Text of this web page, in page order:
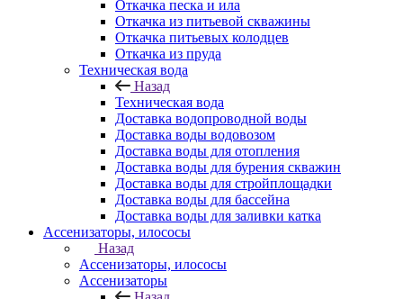
Откачка песка и ила
Откачка из питьевой скважины
Откачка питьевых колодцев
Откачка из пруда
Техническая вода
Назад
Техническая вода
Доставка водопроводной воды
Доставка воды водовозом
Доставка воды для отопления
Доставка воды для бурения скважин
Доставка воды для стройплощадки
Доставка воды для бассейна
Доставка воды для заливки катка
Ассенизаторы, илососы
Назад
Ассенизаторы, илососы
Ассенизаторы